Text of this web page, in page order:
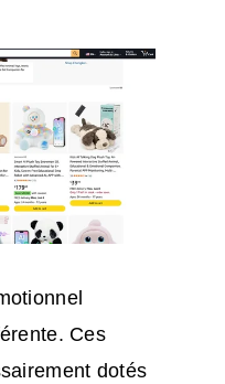
Ces
dotés